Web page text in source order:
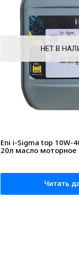
НЕТ В
Eni i-Sigma top 10W-
20л масло моторное
Читать